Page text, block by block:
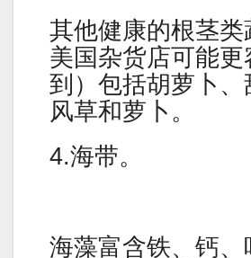
其他健康的根茎类
美国杂货店可能更
到）包括胡萝卜、
风草和萝卜。
4.海带。
海藻富含铁、钙、